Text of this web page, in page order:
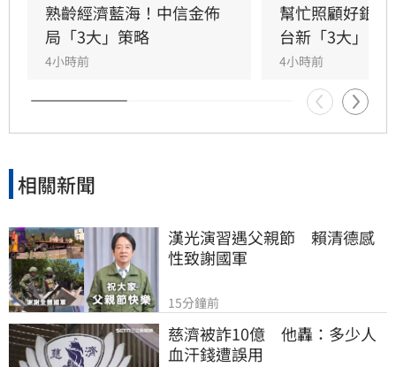
控總經理林維俊指出，論壇邁入第五年，致力協
助企業將永續轉化為國際競爭力。會中上銀、強
茂、宏碁及金寶等指標企業分享低碳實踐經驗。
台新新光金控憑藉優異的永續績效，不僅連續三
年獲標普全球永續年鑑銀行業全球前1%，更獲
MSCI ESG AAA最高評級，展現其帶領產業接軌
邁向永續發展的強力後盾。
熟齡經濟藍海！中信金佈
局「3大」策略
4小時前
幫忙照顧好銀
台新「3大」防
4小時前
相關新聞
漢光演習遇父親節　賴清德感
性致謝國軍
15分鐘前
慈濟被詐10億　他轟：多少人
血汗錢遭誤用